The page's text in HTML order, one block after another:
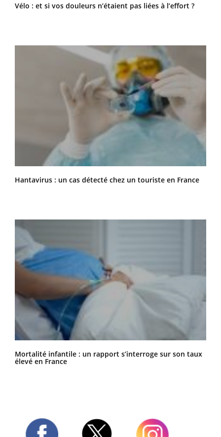
Vélo : et si vos douleurs n’étaient pas liées à l’effort ?
Hantavirus : un cas détecté chez un touriste en France
Mortalité infantile : un rapport s’interroge sur son taux
élevé en France